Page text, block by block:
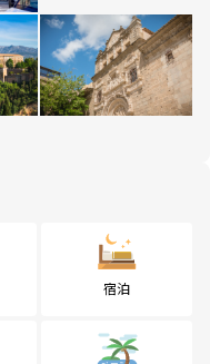
宿泊